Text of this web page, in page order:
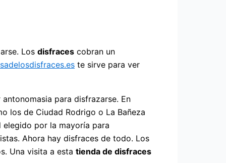
Los disfraces cobran un
te sirve para ver
para disfrazarse. En
los de Ciudad Rodrigo o La Bañeza
elegido por la mayoría para
Ahora hay disfraces de todo. Los
Una visita a esta tienda de disfraces